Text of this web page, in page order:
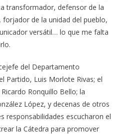
transformador, defensor de la
de la unidad del pueblo,
versátil… lo que me falta
del Departamento
Partido, Luis Morlote Rivas; el
Ronquillo Bello; la
López, y decenas de otros
responsabilidades escucharon el
la Cátedra para promover